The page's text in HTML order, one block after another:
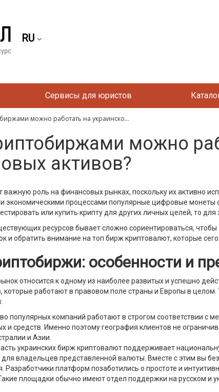
RU
Сервисы для юристов
можно работать на украинско...
можно
активов?
роль на финансовых рынках, поскольку их активно
экономическими процессами популярные цифровые монеты
или купить крипту для других личных целей, то
ресурсов бывает сложно сориентироваться,
и обратить внимание на топ бирж криптовалют, которые
особенности и
относится к одному из наиболее развитых и успешно
которые работают в правовом поле страны и Европы в
популярных компаний работают в строгом соответствии
и средств. Именно поэтому география клиентов не
и Азии.
украинских бирж криптовалют поддерживает
владельцев представленной валюты. Вместе с этим вы
Разработчики платформ позаботились о простоте и
площадки обычно имеют отдел поддержки на русском и